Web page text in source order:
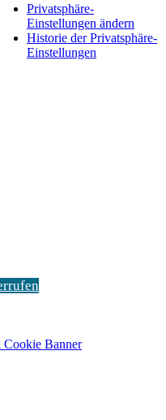
Privatsphäre-
Einstellungen ändern
Historie der Privatsphäre-
Einstellungen
Cookie Banner